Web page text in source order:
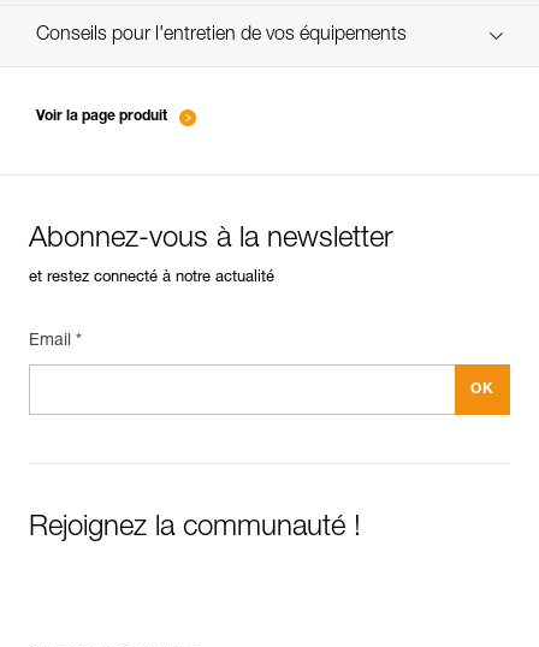
verif-EPI-assureurs à freinage assisté-suivi FR
Conseils pour l'entretien de vos équipements
Voir la page produit
Abonnez-vous à la newsletter
et restez connecté à notre actualité
Email *
Rejoignez la communauté !